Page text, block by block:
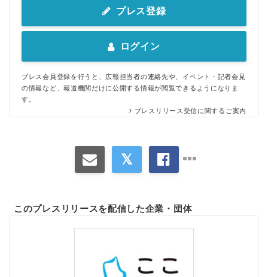
プレス登録
ログイン
プレス会員登録を行うと、広報担当者の連絡先や、イベント・記者会見
の情報など、報道機関だけに公開する情報が閲覧できるようになりま
す。
プレスリリース受信に関するご案内
このプレスリリースを配信した企業・団体
Japanese